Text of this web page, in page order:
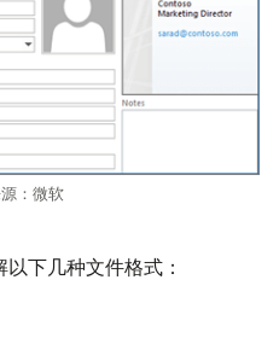
：微软
下几种文件格式：